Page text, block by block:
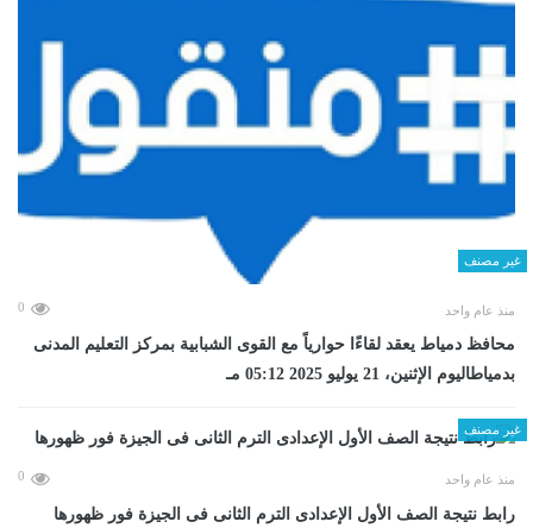
غير مصنف
منذ عام واحد 0
محافظ دمياط يعقد لقاءًا حوارياً مع القوى الشبابية بمركز التعليم المدنى
بدمياطاليوم الإثنين، 21 يوليو 2025 05:12 مـ
غير مصنف
منذ عام واحد 0
رابط نتيجة الصف الأول الإعدادى الترم الثانى فى الجيزة فور ظهورها